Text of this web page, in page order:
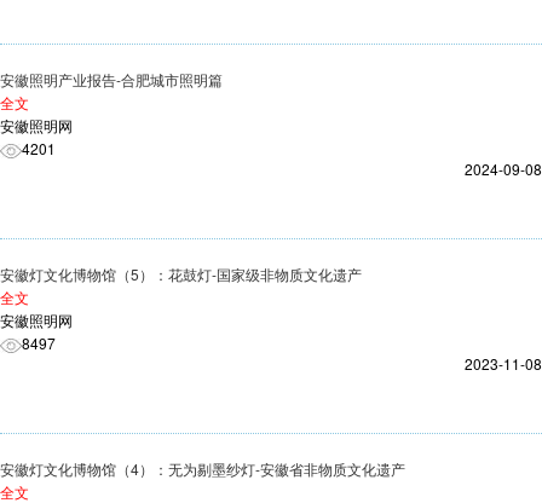
安徽照明产业报告-合肥城市照明篇
全文
安徽照明网
4201
2024-09-08
安徽灯文化博物馆（5）：花鼓灯-国家级非物质文化遗产
全文
安徽照明网
8497
2023-11-08
安徽灯文化博物馆（4）：无为剔墨纱灯-安徽省非物质文化遗产
全文